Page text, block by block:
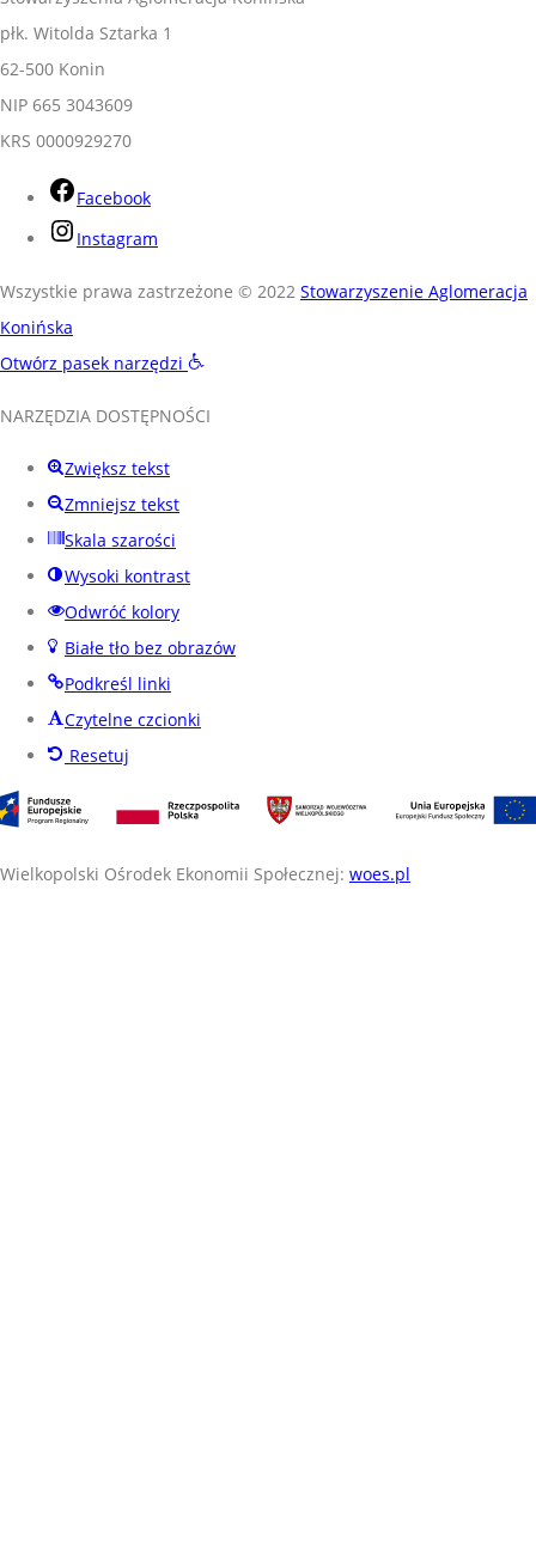
płk. Witolda Sztarka 1
62-500 Konin
NIP 665 3043609
KRS 0000929270
Facebook
Instagram
Wszystkie prawa zastrzeżone © 2022 Stowarzyszenie Aglomeracja
Konińska
Otwórz pasek narzędzi
NARZĘDZIA DOSTĘPNOŚCI
Zwiększ tekst
Zmniejsz tekst
Skala szarości
Wysoki kontrast
Odwróć kolory
Białe tło bez obrazów
Podkreśl linki
Czytelne czcionki
Resetuj
Wielkopolski Ośrodek Ekonomii Społecznej: woes.pl